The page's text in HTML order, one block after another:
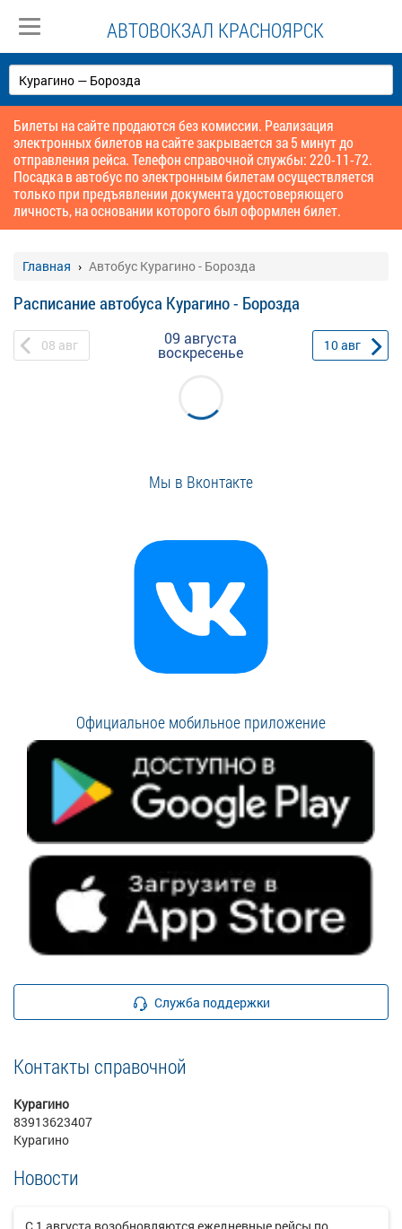
АВТОВОКЗАЛ КРАСНОЯРСК
Билеты на сайте продаются без комиссии. Реализация
электронных билетов на сайте закрывается за 5 минут до
отправления рейса. Телефон справочной службы: 220-11-72.
Посадка в автобус по электронным билетам осуществляется
только при предъявлении документа удостоверяющего
личность, на основании которого был оформлен билет.
Главная Автобус Курагино - Борозда
Расписание автобуса Курагино - Борозда
08 авг 09 августа
воскресенье 10авг
Мы в Вконтакте
Официальное мобильное приложение
Служба поддержки
Контакты справочной
Курагино
83913623407
Курагино
Новости